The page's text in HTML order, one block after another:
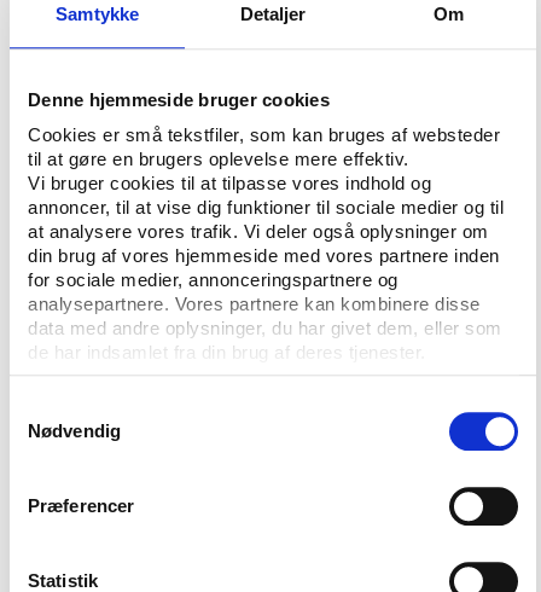
Samtykke Detaljer Om
Denne hjemmeside bruger cookies
Cookies er små tekstfiler, som kan bruges af websteder
til at gøre en brugers oplevelse mere effektiv.
Vi bruger cookies til at tilpasse vores indhold og
annoncer, til at vise dig funktioner til sociale medier og til
at analysere vores trafik. Vi deler også oplysninger om
din brug af vores hjemmeside med vores partnere inden
for sociale medier, annonceringspartnere og
analysepartnere. Vores partnere kan kombinere disse
data med andre oplysninger, du har givet dem, eller som
de har indsamlet fra din brug af deres tjenester.
Nødvendig
Præferencer
Statistik
But following a three-day meeting in Dubai, Fina has
must not extend past the shoulders and ankles.
The changes, which will be in place for July's world
championships, also limit the suits' thickness and
buoyancy.
SOURCE:BBC Sport
CONTACT US